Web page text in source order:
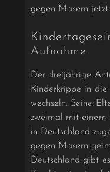
gegen Masern
Aufnahme
Der dreijährige
Kinderkrippe in die
wechseln. Seine
zweimal mit einem
in Deutschland
gegen Masern
Deutschland gibt